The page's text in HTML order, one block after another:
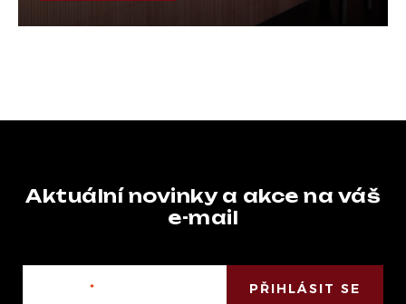
Aktuální novinky a akce na váš
e-mail
PŘIHLÁSIT SE